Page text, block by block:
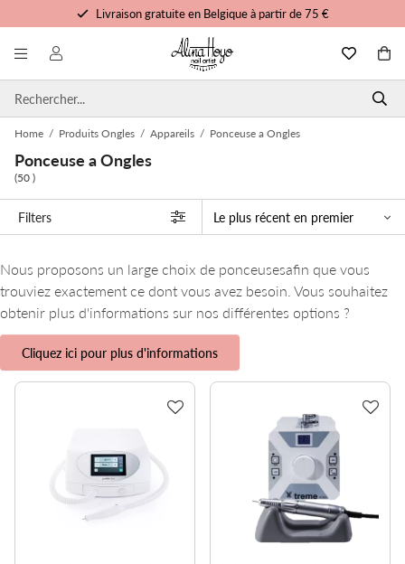
Formation et tutoriels gratuits
Commandé avant 15h00, expédié aujourd'hui
Service personnalisé
Home / Produits Ongles / Appareils / Ponceuse a Ongles
Ponceuse a Ongles
(50 )
Filters
Nous proposons un large choix de ponceusesafin que vous
trouviez exactement ce dont vous avez besoin. Vous souhaitez
obtenir plus d'informations sur nos différentes options ?
Cliquez ici pour plus d'informations